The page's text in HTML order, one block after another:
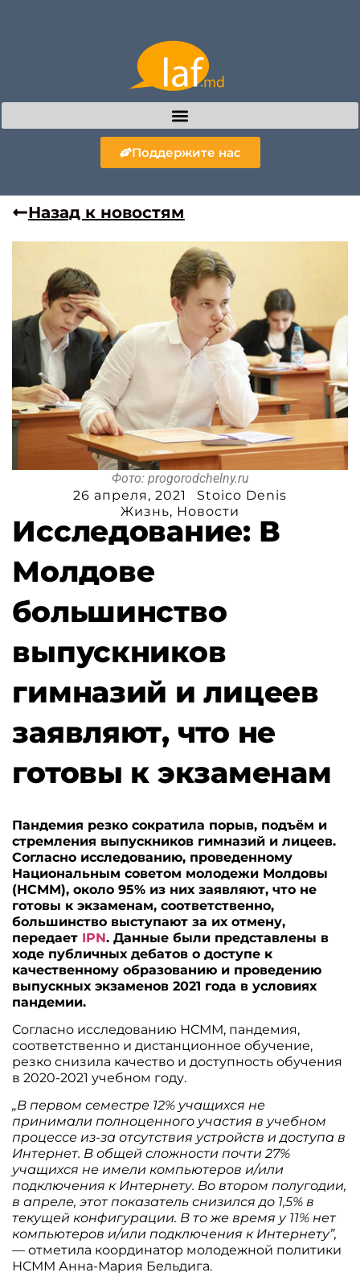
Поддержите нас
Назад к новостям
Фото: progorodchelny.ru
26 апреля, 2021
Stoico Denis
Жизнь, Новости
Исследование: В
Молдове
большинство
выпускников
гимназий и лицеев
заявляют, что не
готовы к экзаменам
Пандемия резко сократила порыв, подъём и
стремления выпускников гимназий и лицеев.
Согласно исследованию, проведенному
Национальным советом молодежи Молдовы
(НСММ), около 95% из них заявляют, что не
готовы к экзаменам, соответственно,
большинство выступают за их отмену,
передает IPN. Данные были представлены в
ходе публичных дебатов о доступе к
качественному образованию и проведению
выпускных экзаменов 2021 года в условиях
пандемии.
Согласно исследованию НСММ, пандемия,
соответственно и дистанционное обучение,
резко снизила качество и доступность обучения
в 2020-2021 учебном году.
„В первом семестре 12% учащихся не
принимали полноценного участия в учебном
процессе из-за отсутствия устройств и доступа в
Интернет. В общей сложности почти 27%
учащихся не имели компьютеров и/или
подключения к Интернету. Во втором полугодии,
в апреле, этот показатель снизился до 1,5% в
текущей конфигурации. В то же время у 11% нет
компьютеров и/или подключения к Интернету”,
— отметила координатор молодежной политики
НСММ Анна-Мария Бельдига.